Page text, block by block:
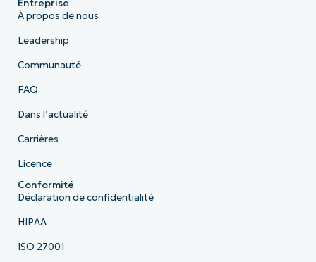
Entreprise
À propos de nous
Leadership
Communauté
FAQ
Dans l’actualité
Carrières
Licence
Conformité
Déclaration de confidentialité
HIPAA
ISO 27001